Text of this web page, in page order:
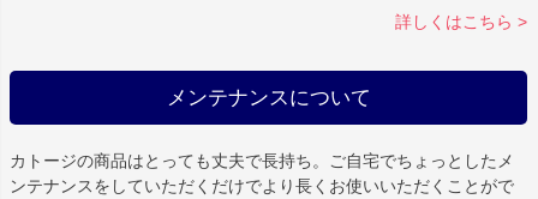
詳しくはこちら >
メンテナンスについて
カトージの商品はとっても丈夫で長持ち。ご自宅でちょっとしたメ
ンテナンスをしていただくだけでより長くお使いいただくことがで